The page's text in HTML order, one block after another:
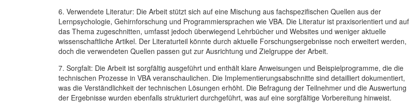
6. Verwendete Literatur: Die Arbeit stützt sich auf eine Mischung aus fachspezifischen Quellen aus der
Lernpsychologie, Gehirnforschung und Programmiersprachen wie VBA. Die Literatur ist praxisorientiert und auf
das Thema zugeschnitten, umfasst jedoch überwiegend Lehrbücher und Websites und weniger aktuelle
wissenschaftliche Artikel. Der Literaturteil könnte durch aktuelle Forschungsergebnisse noch erweitert werden,
doch die verwendeten Quellen passen gut zur Ausrichtung und Zielgruppe der Arbeit.
7. Sorgfalt: Die Arbeit ist sorgfältig ausgeführt und enthält klare Anweisungen und Beispielprogramme, die die
technischen Prozesse in VBA veranschaulichen. Die Implementierungsabschnitte sind detailliert dokumentiert,
was die Verständlichkeit der technischen Lösungen erhöht. Die Befragung der Teilnehmer und die Auswertung
der Ergebnisse wurden ebenfalls strukturiert durchgeführt, was auf eine sorgfältige Vorbereitung hinweist.